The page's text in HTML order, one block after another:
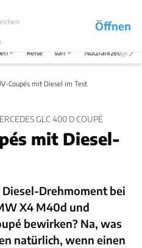
Öffnen
Abo
Menü
Reise Van Nutzfahrzeuge
Coupés mit Diesel im Test
GLC 400 D COUPÉ
mit Diesel-
Drehmoment bei
X4 M40d und
bewirken? Na, was
natürlich, wenn einen